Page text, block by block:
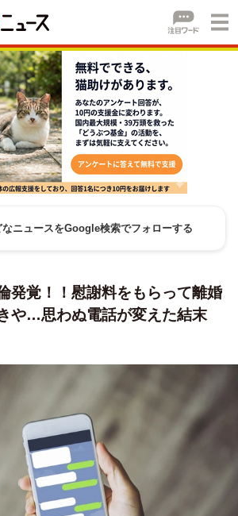
なニュースをGoogle検索でフォローする
発覚！！慰謝料をもらって離婚
や…思わぬ電話が変えた結末